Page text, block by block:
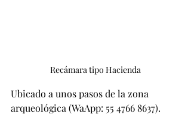
Recámara tipo Hacienda
Ubicado a unos pasos de la zona
arqueológica (WaApp: 55 4766 8637).